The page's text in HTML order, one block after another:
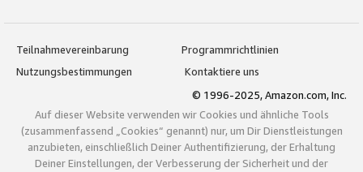
Teilnahmevereinbarung
Programmrichtlinien
Nutzungsbestimmungen
Kontaktiere uns
© 1996-2025, Amazon.com, Inc.
Auf dieser Website verwenden wir Cookies und ähnliche Tools
(zusammenfassend „Cookies“ genannt) nur, um Dir Dienstleistungen
anzubieten, einschließlich Deiner Authentifizierung, der Erhaltung
Deiner Einstellungen, der Verbesserung der Sicherheit und der